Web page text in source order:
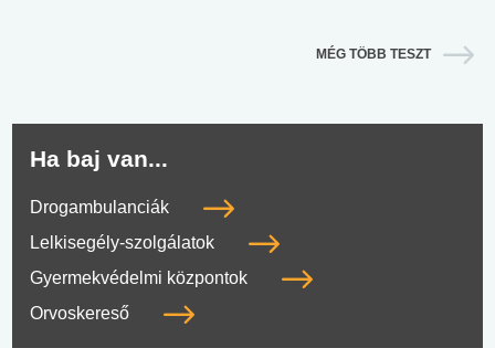
MÉG TÖBB TESZT
Ha baj van...
Drogambulanciák
Lelkisegély-szolgálatok
Gyermekvédelmi központok
Orvoskereső